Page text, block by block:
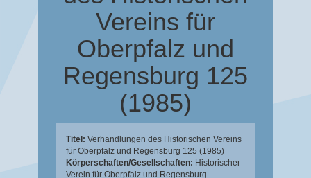
Vereins für
Oberpfalz und
Regensburg 125
(1985)
Titel: Verhandlungen des Historischen Vereins
für Oberpfalz und Regensburg 125 (1985)
Körperschaften/Gesellschaften: Historischer
Verein für Oberpfalz und Regensburg